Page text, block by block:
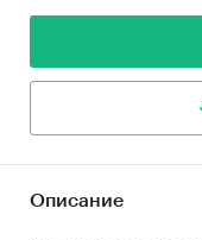
Описание